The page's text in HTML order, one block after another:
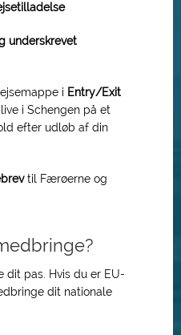
underskrevet
i Entry/Exit
i Schengen på et
efter udløb af din
til Færøerne og
dit pas. Hvis du er EU-
dit nationale